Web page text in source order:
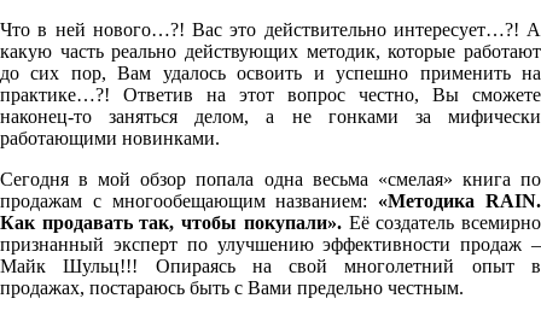
Что в ней нового…?! Вас это действительно интересует…?! А
какую часть реально действующих методик, которые работают
до сих пор, Вам удалось освоить и успешно применить на
практике…?! Ответив на этот вопрос честно, Вы сможете
наконец-то заняться делом, а не гонками за мифически
работающими новинками.
Сегодня в мой обзор попала одна весьма «смелая» книга по
продажам с многообещающим названием: «МетодикаRAIN.
Как продавать так, чтобы покупали». Её создатель всемирно
признанный эксперт по улучшению эффективности продаж –
Майк Шульц!!! Опираясь на свой многолетний опыт в
продажах, постараюсь быть с Вами предельно честным.